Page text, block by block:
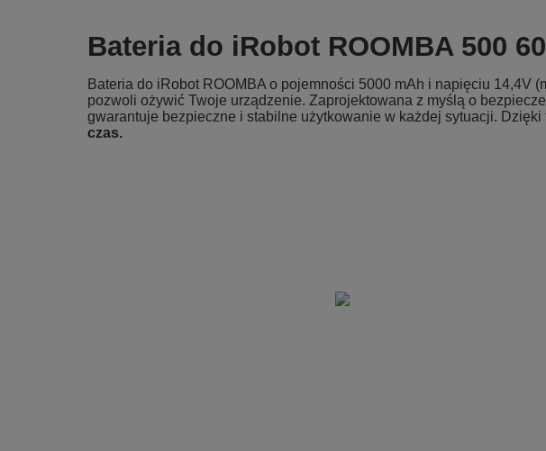
Bateria do iRobot ROOMBA 500
Bateria do iRobot ROOMBA o pojemności 5000 mAh i napięciu 14,4V
pozwoli ożywić Twoje urządzenie. Zaprojektowana z myślą o
gwarantuje bezpieczne i stabilne użytkowanie w każdej sytuacji.
czas.